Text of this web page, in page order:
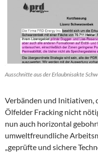
Ausschnitte aus der Erlaubnisakte
Verbänden und Initiativen,
Ölfelder Fracking nicht
nun auch horizontal
umweltfreundliche
„geprüfte und sichere